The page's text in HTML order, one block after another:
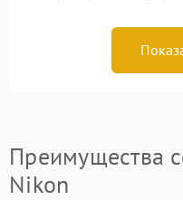
Преимущества
Nikon